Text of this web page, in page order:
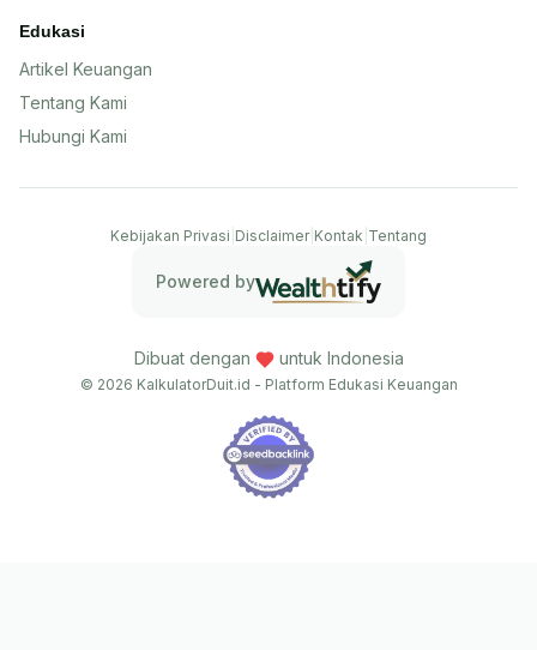
Edukasi
Artikel Keuangan
Tentang Kami
Hubungi Kami
Kebijakan Privasi Disclaimer| Kontak Tentang
Powered by
Dibuat dengan untuk Indonesia
© 2026 KalkulatorDuit.id - Platform Edukasi Keuangan